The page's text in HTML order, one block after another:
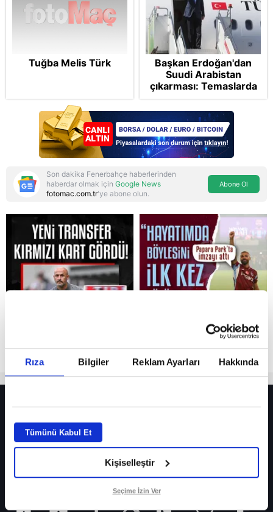
Rıza Bilgiler Reklam Ayarları Hakkında
Tümünü Kabul Et
Kişiselleştir
Seçime İzin Ver
Reddet
Tuğba Melis Türk
Başkan Erdoğan'dan
Suudi Arabistan
çıkarması: Temaslarda
bulunacak
Son dakika Fenerbahçe haberlerinden
haberdar olmak için Google News
fotomac.com.tr'ye abone olun.
Abone Ol
Fenerbahçe’de sürpriz ayrılık ihtimali! Devre arasında gelmişti
Fenerbahçe’nin yeni transferi Mason Greenwood için olay sözler!
Galatasaray’da rota yeniden Thiago Almada!